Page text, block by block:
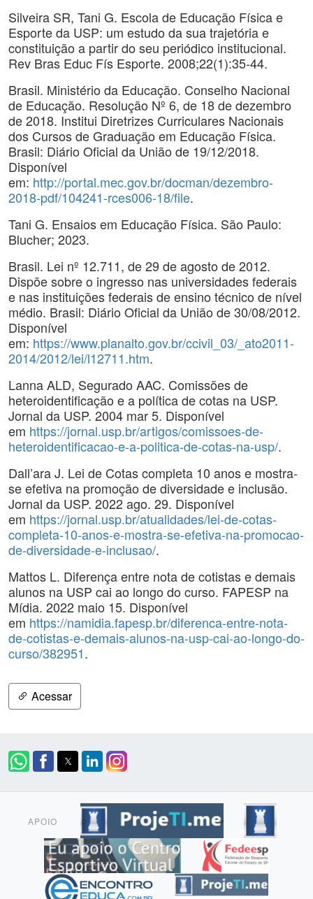
Silveira SR, Tani G. Escola de Educação Física e
Esporte da USP: um estudo da sua trajetória e
constituição a partir do seu periódico institucional.
Rev Bras Educ Fís Esporte. 2008;22(1):35-44.
Brasil. Ministério da Educação. Conselho Nacional
de Educação. Resolução Nº 6, de 18 de dezembro
de 2018. Institui Diretrizes Curriculares Nacionais
dos Cursos de Graduação em Educação Física.
Brasil: Diário Oficial da União de 19/12/2018.
Disponível
em: http://portal.mec.gov.br/docman/dezembro-
2018-pdf/104241-rces006-18/file.
Tani G. Ensaios em Educação Física. São Paulo:
Blucher; 2023.
Brasil. Lei nº 12.711, de 29 de agosto de 2012.
Dispõe sobre o ingresso nas universidades federais
e nas instituições federais de ensino técnico de nível
médio. Brasil: Diário Oficial da União de 30/08/2012.
Disponível
em: https://www.planalto.gov.br/ccivil_03/_ato2011-
2014/2012/lei/l12711.htm.
Lanna ALD, Segurado AAC. Comissões de
heteroidentificação e a política de cotas na USP.
Jornal da USP. 2004 mar 5. Disponível
em https://jornal.usp.br/artigos/comissoes-de-
heteroidentificacao-e-a-politica-de-cotas-na-usp/.
Dall’ara J. Lei de Cotas completa 10 anos e mostra-
se efetiva na promoção de diversidade e inclusão.
Jornal da USP. 2022 ago. 29. Disponível
em https://jornal.usp.br/atualidades/lei-de-cotas-
completa-10-anos-e-mostra-se-efetiva-na-promocao-
de-diversidade-e-inclusao/.
Mattos L. Diferença entre nota de cotistas e demais
alunos na USP cai ao longo do curso. FAPESP na
Mídia. 2022 maio 15. Disponível
em https://namidia.fapesp.br/diferenca-entre-nota-
de-cotistas-e-demais-alunos-na-usp-cai-ao-longo-do-
curso/382951.
Acessar
APOIO